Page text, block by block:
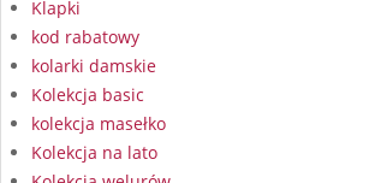
Klapki
kod rabatowy
kolarki damskie
Kolekcja basic
kolekcja masełko
Kolekcja na lato